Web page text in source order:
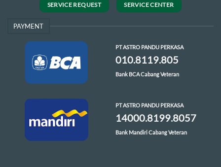
SERVICE REQUEST SERVICE CENTER
PAYMENT
PT ASTRO PANDU PERKASA
010.8119.805
Bank BCA Cabang Veteran
PT ASTRO PANDU PERKASA
14000.8199.8057
Bank Mandiri Cabang Veteran